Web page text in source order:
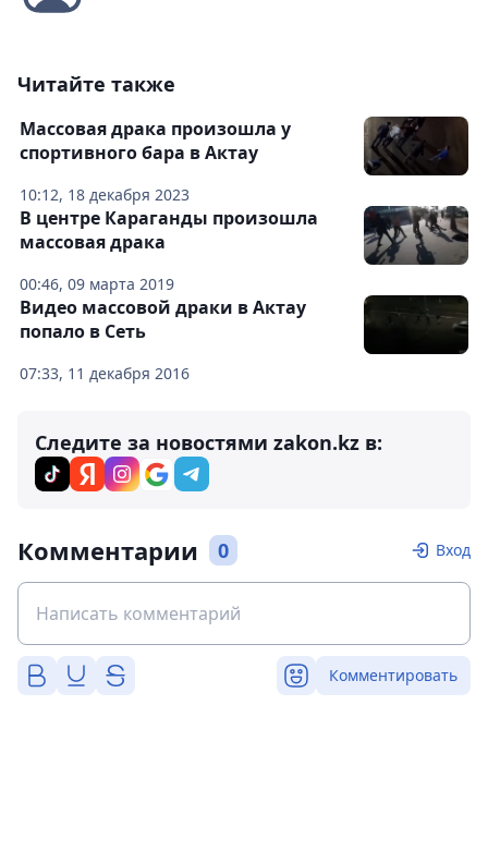
Читайте также
10:12, 18 декабря 2023
Массовая драка произошла у
спортивного бара в Актау
00:46, 09 марта 2019
В центре Караганды произошла
массовая драка
07:33, 11 декабря 2016
Видео массовой драки в Актау
попало в Сеть
Следите за новостями zakon.kz в:
Комментарии 0 Вход
Комментировать